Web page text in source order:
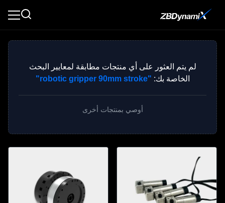
لم يتم العثور على أي منتجات مطابقة لمعايير البحث
الخاصة بك: "robotic gripper 90mm stroke"
أوصي بمنتجات أخرى